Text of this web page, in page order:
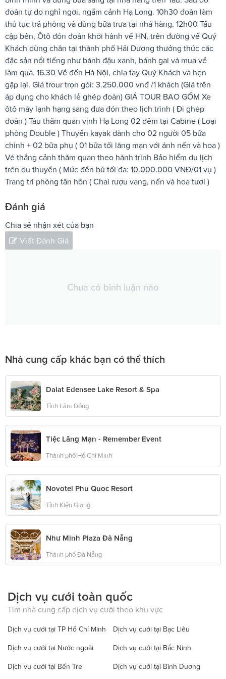
đoàn tự do nghỉ ngơi, ngắm cảnh Hạ Long. 10h30 đoàn làm
thủ tục trả phòng và dùng bữa trưa tại nhà hàng. 12h00 Tầu
cập bên, Ôtô đón đoàn khởi hành về HN, trên đường về Quý
Khách dừng chân tại thành phố Hải Dương thưởng thức các
đặc sản nổi tiếng như bánh đậu xanh, bánh gai và mua về
làm quà. 16.30 Về đến Hà Nội, chia tay Quý Khách và hẹn
gặp lại. Giá trour trọn gói: 3.250.000 vnđ /1 khách (Giá trên
áp dụng cho khách lẻ ghép đoàn) GIÁ TOUR BAO GỒM Xe
ôtô máy lạnh hạng sang đưa đón theo lịch trình ( Đi ghép
đoàn ) Tàu thăm quan vịnh Hạ Long 02 đêm tại Cabine ( Loại
phòng Double ) Thuyền kayak dành cho 02 người 05 bữa
chính + 02 bữa phụ ( 01 bữa tối lãng mạn với ánh nến và hoa )
Vé thắng cảnh thăm quan theo hành trình Bảo hiểm du lịch
trên du thuyền ( Mức đền bù tối đa: 10.000.000 VNĐ/01 vụ )
Trang trí phòng tân hôn ( Chai rượu vang, nến và hoa tươi )
Đánh giá
Chia sẻ nhận xét của bạn
Viết Đánh Giá
Chưa có bình luận nào
Nhà cung cấp khác bạn có thể thích
Dalat Edensee Lake Resort & Spa
Tỉnh Lâm Đồng
Tiệc Lãng Mạn - Remember Event
Thành phố Hồ Chí Minh
Novotel Phu Quoc Resort
Tỉnh Kiên Giang
Như Minh Plaza Đà Nẵng
Thành phố Đà Nẵng
Dịch vụ cưới toàn quốc
Tìm nhà cung cấp dịch vụ cưới theo khu vực
Dịch vụ cưới tại TP Hồ Chí Minh Dịch vụ cưới tại Bạc Liêu
Dịch vụ cưới tại Nước ngoài Dịch vụ cưới tại Bắc Ninh
Dịch vụ cưới tại Bến Tre Dịch vụ cưới tại Bình Dương